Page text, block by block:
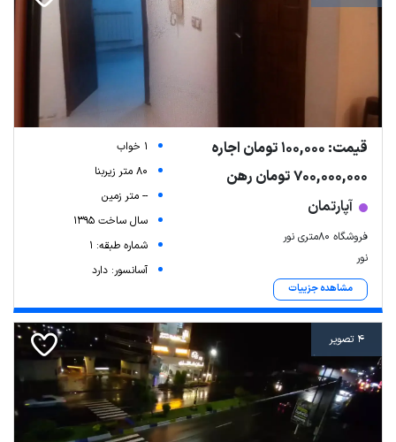
قیمت: 100,000 تومان اجاره
700,000,000 تومان رهن
آپارتمان
فروشگاه ۸۰متری نور
نور
مشاهده جزییات
1 خواب
80 متر زیربنا
-- متر زمین
سال ساخت 1395
شماره طبقه: 1
آسانسور: دارد
4 تصویر